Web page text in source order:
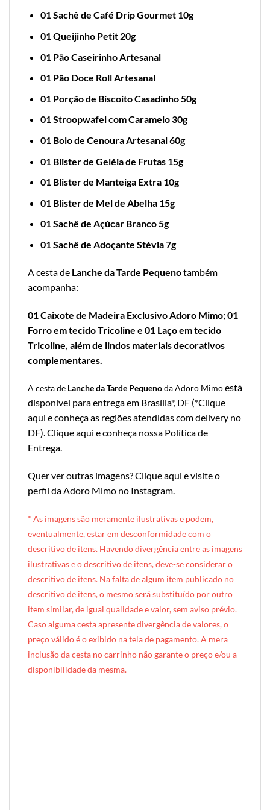
01 Sachê de Café Drip Gourmet 10g
01 Queijinho Petit 20g
01 Pão Caseirinho Artesanal
01 Pão Doce Roll Artesanal
01 Porção de Biscoito Casadinho 50g
01 Stroopwafel com Caramelo 30g
01 Bolo de Cenoura Artesanal 60g
01 Blister de Geléia de Frutas 15g
01 Blister de Manteiga Extra 10g
01 Blister de Mel de Abelha 15g
01 Sachê de Açúcar Branco 5g
01 Sachê de Adoçante Stévia 7g
A cesta de Lanche da Tarde Pequenotambém
acompanha:
01 Caixote de Madeira Exclusivo Adoro Mimo; 01
Forro em tecido Tricoline e 01 Laço em tecido
Tricoline, além de lindos materiais decorativos
complementares.
A cesta de Lanche da Tarde Pequenoda Adoro Mimoestá
disponível para entrega em Brasília*, DF (*Clique
aqui e conheça as regiões atendidas com delivery no
DF).Clique aqui e conheça nossa Política de
Entrega.
Quer ver outras imagens?Clique aqui e visite o
perfil da Adoro Mimo no Instagram.
* As imagens são meramente ilustrativas e podem,
eventualmente, estar em desconformidade com o
descritivo de itens. Havendo divergência entre as imagens
ilustrativas e o descritivo de itens, deve-se considerar o
descritivo de itens. Na falta de algum item publicado no
descritivo de itens, o mesmo será substituído por outro
item similar, de igual qualidade e valor, sem aviso prévio.
Caso alguma cesta apresente divergência de valores, o
preço válido é o exibido na tela de pagamento. A mera
inclusão da cesta no carrinho não garante o preço e/ou a
disponibilidade da mesma.